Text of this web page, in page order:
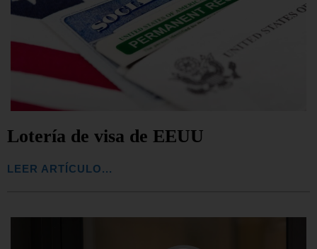
Lotería de visa de EEUU
LEER ARTÍCULO...